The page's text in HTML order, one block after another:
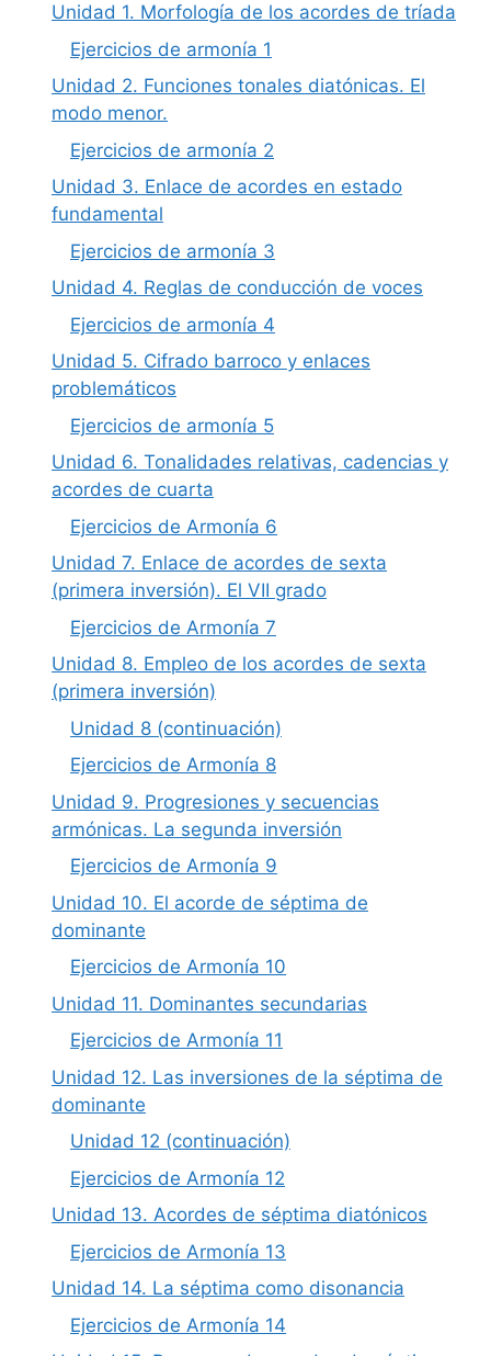
Unidad 1. Morfología de los acordes de tríada
Ejercicios de armonía 1
Unidad 2. Funciones tonales diatónicas. El
modo menor.
Ejercicios de armonía 2
Unidad 3. Enlace de acordes en estado
fundamental
Ejercicios de armonía 3
Unidad 4. Reglas de conducción de voces
Ejercicios de armonía 4
Unidad 5. Cifrado barroco y enlaces
problemáticos
Ejercicios de armonía 5
Unidad 6. Tonalidades relativas, cadencias y
acordes de cuarta
Ejercicios de Armonía 6
Unidad 7. Enlace de acordes de sexta
(primera inversión). El VII grado
Ejercicios de Armonía 7
Unidad 8. Empleo de los acordes de sexta
(primera inversión)
Unidad 8 (continuación)
Ejercicios de Armonía 8
Unidad 9. Progresiones y secuencias
armónicas. La segunda inversión
Ejercicios de Armonía 9
Unidad 10. El acorde de séptima de
dominante
Ejercicios de Armonía 10
Unidad 11. Dominantes secundarias
Ejercicios de Armonía 11
Unidad 12. Las inversiones de la séptima de
dominante
Unidad 12 (continuación)
Ejercicios de Armonía 12
Unidad 13. Acordes de séptima diatónicos
Ejercicios de Armonía 13
Unidad 14. La séptima como disonancia
Ejercicios de Armonía 14